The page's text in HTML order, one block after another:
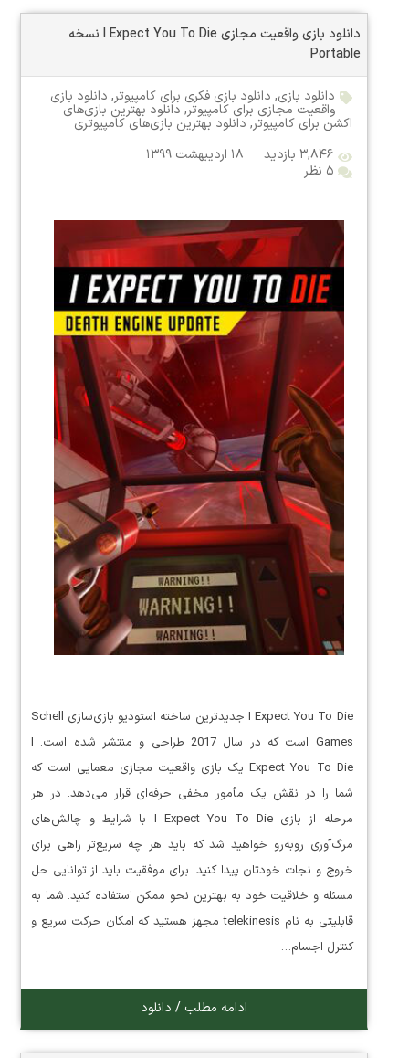
دانلود بازی واقعیت مجازی I Expect You To Die نسخه
Portable
دانلود بازی, دانلود بازی فکری برای کامپیوتر, دانلود بازی
واقعیت مجازی برای کامپیوتر, دانلود بهترین بازی‌های
اکشن برای کامپیوتر, دانلود بهترین بازی‌های کامپیوتری
۳,۸۴۶ بازدید
۱۸ اردیبهشت ۱۳۹۹
۵ نظر
I Expect You To Die جدیدترین ساخته استودیو بازی‌سازی Schell
Games است که در سال 2017 طراحی و منتشر شده است. I
Expect You To Die یک بازی واقعیت مجازی معمایی است که
شما را در نقش یک مأمور مخفی حرفه‌ای قرار می‌دهد. در هر
مرحله از بازی I Expect You To Die با شرایط و چالش‌های
مرگ‌آوری روبه‌رو خواهید شد که باید هر چه سریع‌تر راهی برای
خروج و نجات خودتان پیدا کنید. برای موفقیت باید از توانایی حل
مسئله و خلاقیت خود به بهترین نحو ممکن استفاده کنید. شما به
قابلیتی به نام telekinesis مجهز هستید که امکان حرکت سریع و
کنترل اجسام…
ادامه مطلب / دانلود